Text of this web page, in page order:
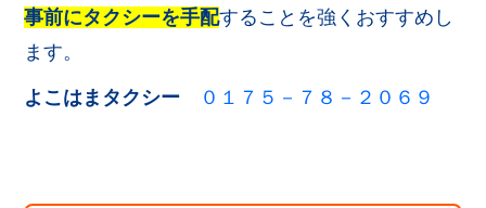
事前にタクシーを手配することを強くおすすめし
ます。
よこはまタクシー ０１７５－７８－２０６９